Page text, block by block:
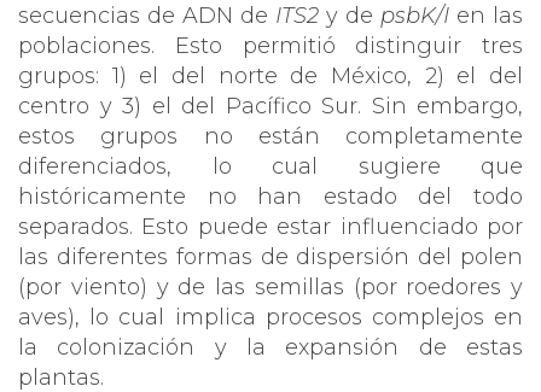
secuencias de ADN de ITS2 y de psbK/I en las
poblaciones. Esto permitió distinguir tres
grupos: 1) el del norte de México, 2) el del
centro y 3) el del Pacífico Sur. Sin embargo,
estos grupos no están completamente
diferenciados, lo cual sugiere que
históricamente no han estado del todo
separados. Esto puede estar influenciado por
las diferentes formas de dispersión del polen
(por viento) y de las semillas (por roedores y
aves), lo cual implica procesos complejos en
la colonización y la expansión de estas
plantas.